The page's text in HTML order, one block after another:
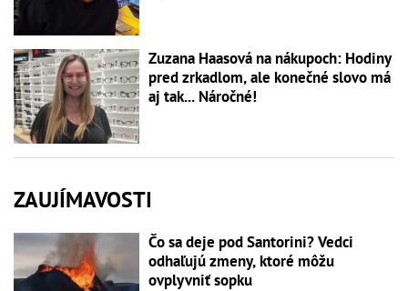
Zuzana Haasová na nákupoch: Hodiny
pred zrkadlom, ale konečné slovo má
aj tak... Náročné!
ZAUJÍMAVOSTI
Čo sa deje pod Santorini? Vedci
odhaľujú zmeny, ktoré môžu
ovplyvniť sopku